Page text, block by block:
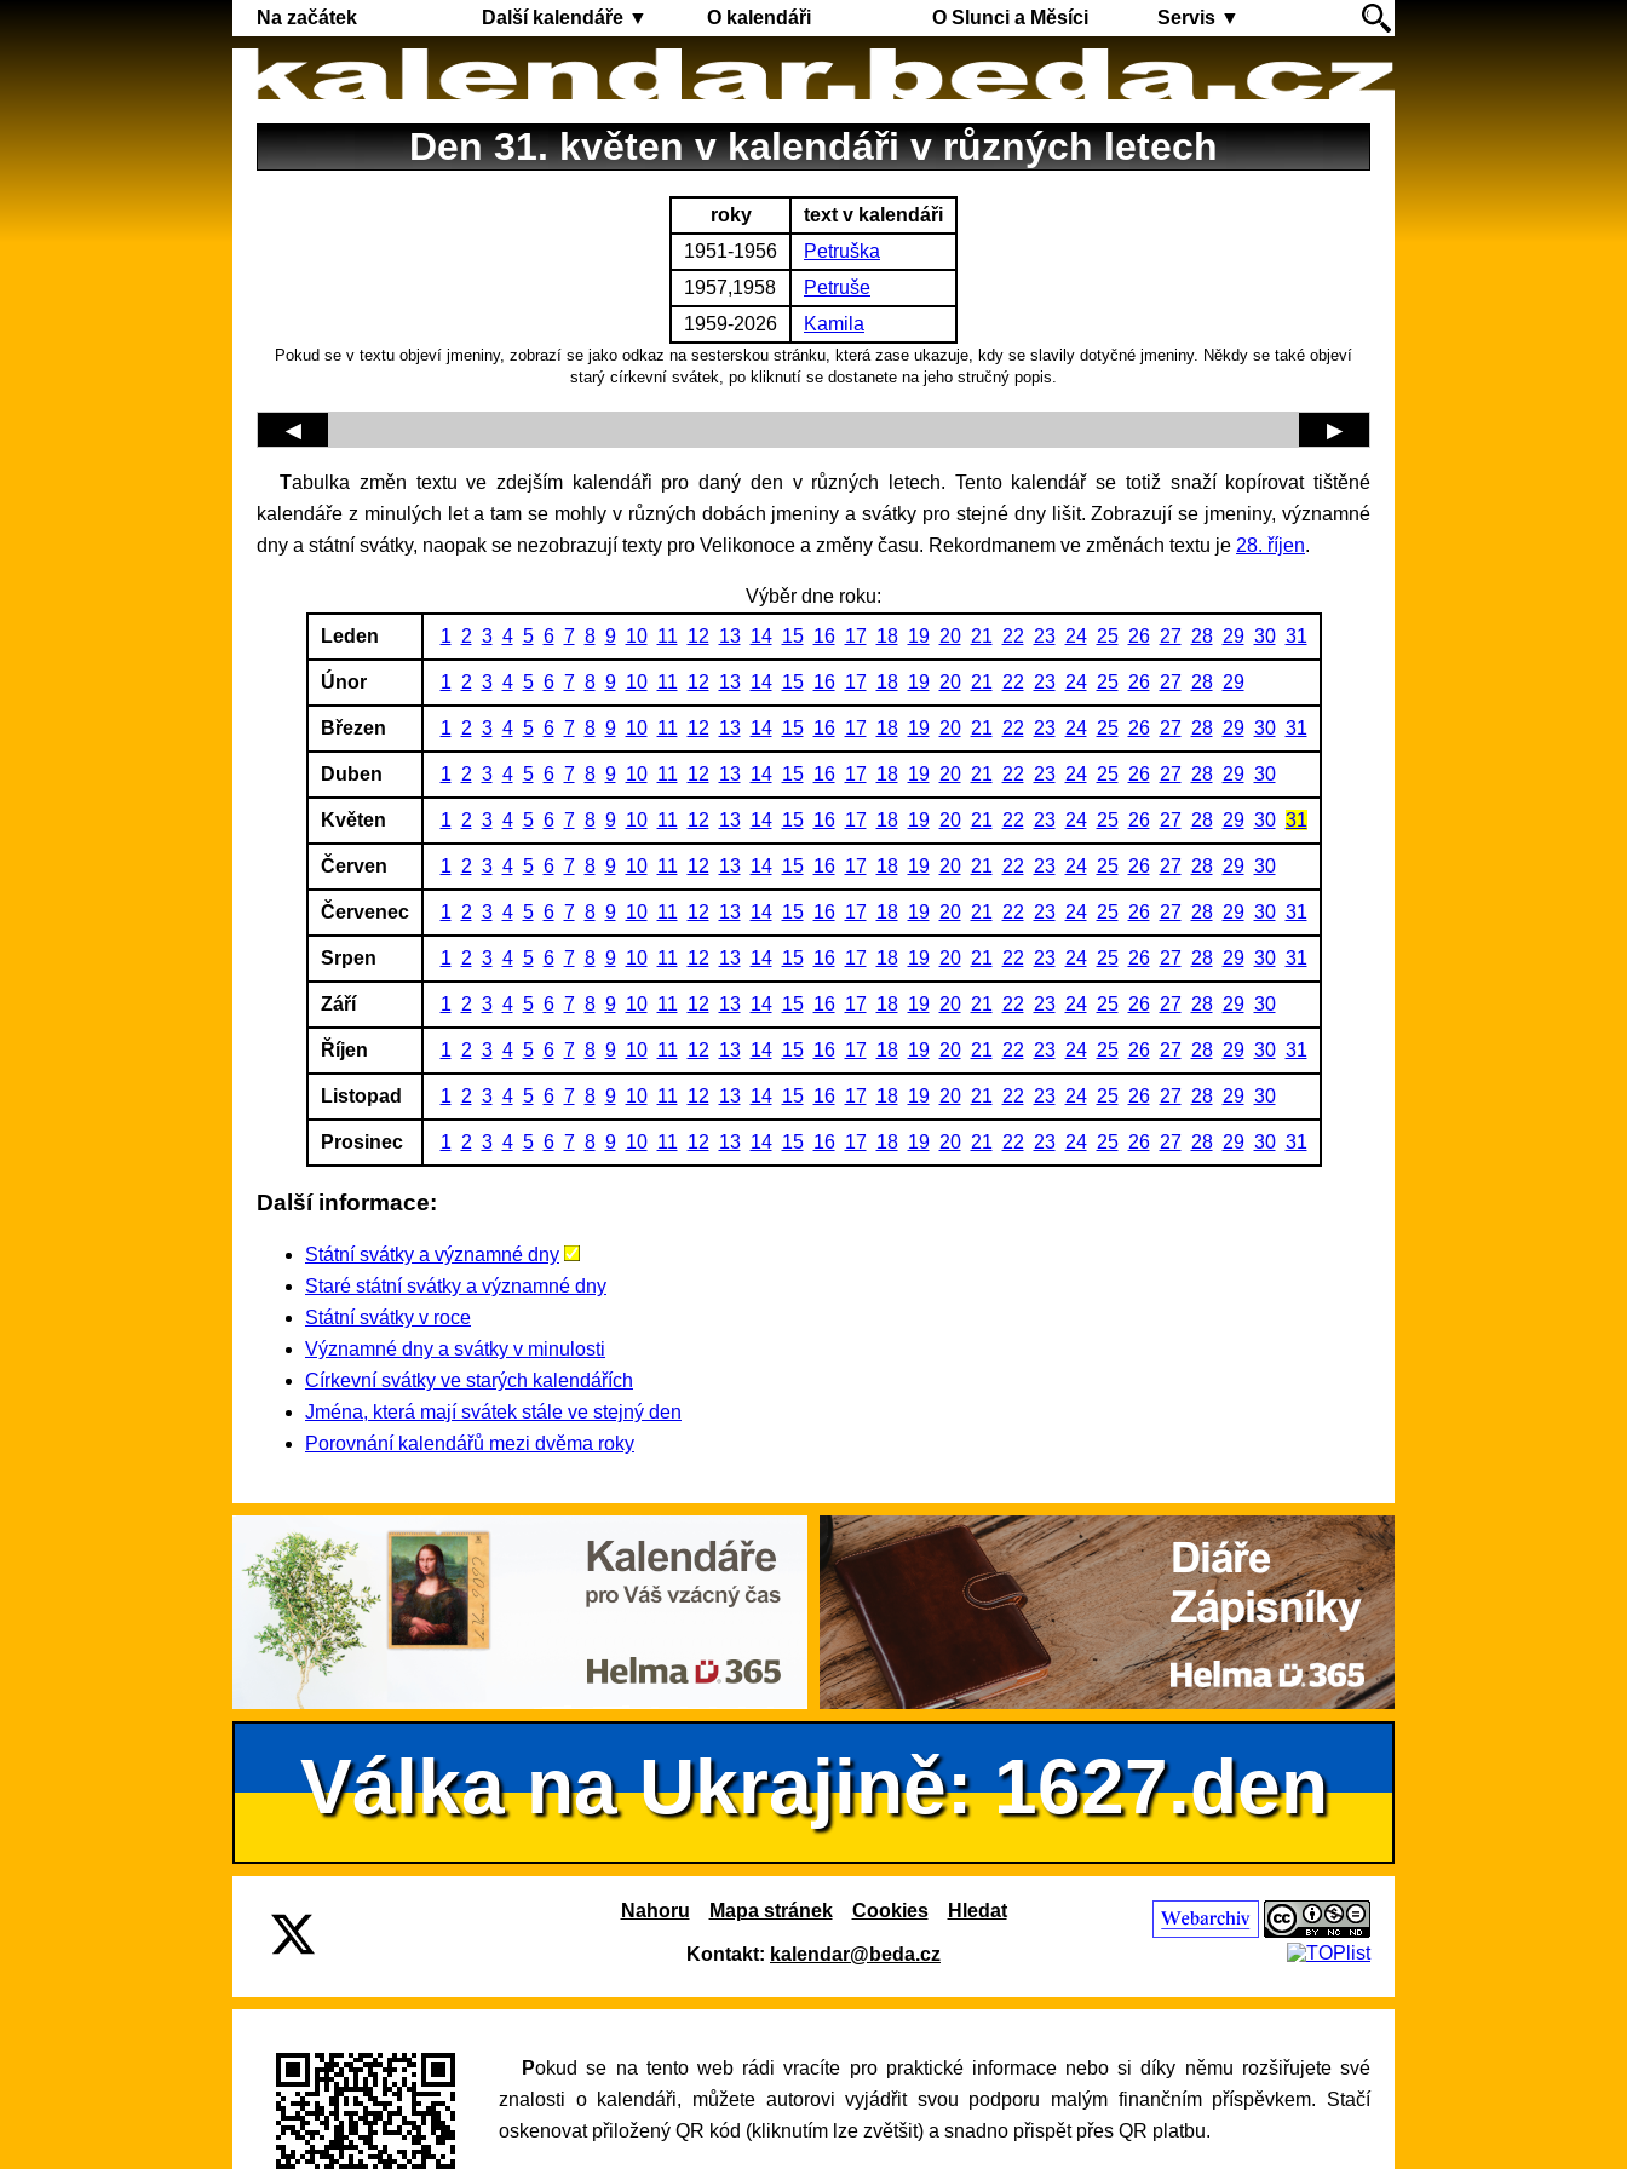
Na začátek Další kalendáře ▼ O kalendáři O Slunci a Měsíci Servis ▼
Den 31. květen v kalendáři v různých letech
roky
text v kalendáři
1951-1956
Petruška
1957,1958
Petruše
1959-2026
Kamila
Pokud se v textu objeví jmeniny, zobrazí se jako odkaz na sesterskou stránku, která zase ukazuje, kdy se slavily dotyčné jmeniny. Někdy se také objeví
starý církevní svátek, po kliknutí se dostanete na jeho stručný popis.
◀ ▶
Tabulka změn textu ve zdejším kalendáři pro daný den v různých letech. Tento kalendář se totiž snaží kopírovat tištěné
kalendáře z minulých let a tam se mohly v různých dobách jmeniny a svátky pro stejné dny lišit. Zobrazují se jmeniny, významné
dny a státní svátky, naopak se nezobrazují texty pro Velikonoce a změny času. Rekordmanem ve změnách textu je 28. říjen.
Výběr dne roku:
Leden
1 2 3 4 5 6 7 8 9 10 11 12 13 14 15 16 17 18 19 20 21 22 23 24 25 26 27 28 29 30 31
Únor 1 2 3 4 5 6 7 8 9 10 11 12 13 14 15 16 17 18 19 20 21 22 23 24 25 26 27 28 29
Březen 1 2 3 4 5 6 7 8 9 10 11 12 13 14 15 16 17 18 19 20 21 22 23 24 25 26 27 28 29 30 31
Duben 1 2 3 4 5 6 7 8 9 10 11 12 13 14 15 16 17 18 19 20 21 22 23 24 25 26 27 28 29 30
Květen 1 2 3 4 5 6 7 8 9 10 11 12 13 14 15 16 17 18 19 20 21 22 23 24 25 26 27 28 29 30 31
Červen 1 2 3 4 5 6 7 8 9 10 11 12 13 14 15 16 17 18 19 20 21 22 23 24 25 26 27 28 29 30
Červenec 1 2 3 4 5 6 7 8 9 10 11 12 13 14 15 16 17 18 19 20 21 22 23 24 25 26 27 28 29 30 31
Srpen 1 2 3 4 5 6 7 8 9 10 11 12 13 14 15 16 17 18 19 20 21 22 23 24 25 26 27 28 29 30 31
Září 1 2 3 4 5 6 7 8 9 10 11 12 13 14 15 16 17 18 19 20 21 22 23 24 25 26 27 28 29 30
Říjen 1 2 3 4 5 6 7 8 9 10 11 12 13 14 15 16 17 18 19 20 21 22 23 24 25 26 27 28 29 30 31
Listopad 1 2 3 4 5 6 7 8 9 10 11 12 13 14 15 16 17 18 19 20 21 22 23 24 25 26 27 28 29 30
Prosinec 1 2 3 4 5 6 7 8 9 10 11 12 13 14 15 16 17 18 19 20 21 22 23 24 25 26 27 28 29 30 31
Další informace:
Státní svátky a významné dny
Staré státní svátky a významné dny
Státní svátky v roce
Významné dny a svátky v minulosti
Církevní svátky ve starých kalendářích
Jména, která mají svátek stále ve stejný den
Porovnání kalendářů mezi dvěma roky
Válka na Ukrajině: 1627.den
Nahoru Mapa stránek Cookies Hledat
Kontakt: kalendar@beda.cz
Pokud se na tento web rádi vracíte pro praktické informace nebo si díky němu rozšiřujete své
znalosti o kalendáři, můžete autorovi vyjádřit svou podporu malým finančním příspěvkem. Stačí
oskenovat přiložený QR kód (kliknutím lze zvětšit) a snadno přispět přes QR platbu.